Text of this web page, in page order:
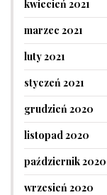
kwiecień 2021
marzec 2021
luty 2021
styczeń 2021
grudzień 2020
listopad 2020
październik 2020
wrzesień 2020